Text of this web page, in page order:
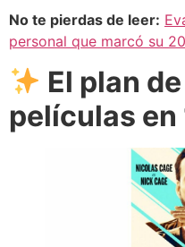
No te pierdas de leer:
personal que marcó su
El plan
películas en